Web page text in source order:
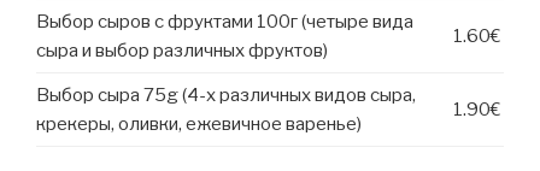
Выбор сыров с фруктами 100г (четыре вида
сыра и выбор различных фруктов)
1.60€
Выбор сыра 75g (4-х различных видов сыра,
крекеры, оливки, ежевичное варенье)
1.90€